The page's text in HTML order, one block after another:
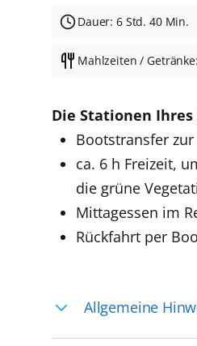
Dauer: 6 Std. 40 Min.
Mahlzeiten /
Die Stationen Ihres
Bootstransfer
ca. 6 h Freizeit,
die grüne
Mittagessen im
Rückfahrt per
Allgemeine